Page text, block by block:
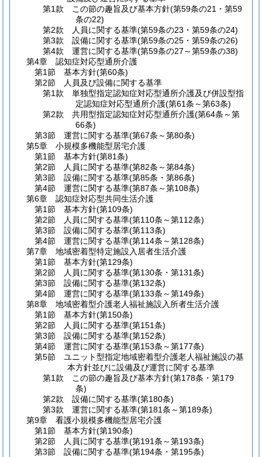
第1款
この節の趣旨及び基本方針(第59条の21・第59
条の22)
第2款
人員に関する基準(第59条の23・第59条の24)
第3款
設備に関する基準(第59条の25・第59条の26)
第4款
運営に関する基準(第59条の27～第59条の38)
第4章
認知症対応型通所介護
第1節
基本方針(第60条)
第2節
人員及び設備に関する基準
第1款
単独型指定認知症対応型通所介護及び併設型指
定認知症対応型通所介護(第61条～第63条)
第2款
共用型指定認知症対応型通所介護(第64条～第
66条)
第3節
運営に関する基準(第67条～第80条)
第5章
小規模多機能型居宅介護
第1節
基本方針(第81条)
第2節
人員に関する基準(第82条～第84条)
第3節
設備に関する基準(第85条・第86条)
第4節
運営に関する基準(第87条～第108条)
第6章
認知症対応型共同生活介護
第1節
基本方針(第109条)
第2節
人員に関する基準(第110条～第112条)
第3節
設備に関する基準(第113条)
第4節
運営に関する基準(第114条～第128条)
第7章
地域密着型特定施設入居者生活介護
第1節
基本方針(第129条)
第2節
人員に関する基準(第130条・第131条)
第3節
設備に関する基準(第132条)
第4節
運営に関する基準(第133条～第149条)
第8章
地域密着型介護老人福祉施設入所者生活介護
第1節
基本方針(第150条)
第2節
人員に関する基準(第151条)
第3節
設備に関する基準(第152条)
第4節
運営に関する基準(第153条～第177条)
第5節
ユニット型指定地域密着型介護老人福祉施設の基
本方針並びに設備及び運営に関する基準
第1款
この節の趣旨及び基本方針(第178条・第179
条)
第2款
設備に関する基準(第180条)
第3款
運営に関する基準(第181条～第189条)
第9章
看護小規模多機能型居宅介護
第1節
基本方針(第190条)
第2節
人員に関する基準(第191条～第193条)
第3節
設備に関する基準(第194条・第195条)